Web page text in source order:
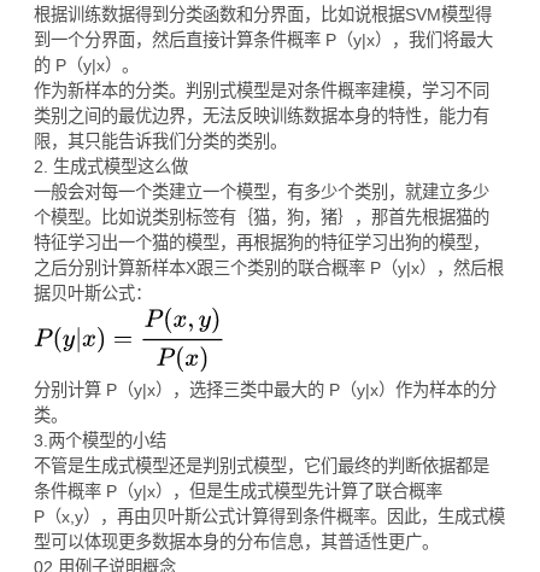
根据训练数据得到分类函数和分界面，比如说根据SVM模型得
到一个分界面，然后直接计算条件概率 P（y|x），我们将最大
的 P（y|x）。
作为新样本的分类。判别式模型是对条件概率建模，学习不同
类别之间的最优边界，无法反映训练数据本身的特性，能力有
限，其只能告诉我们分类的类别。
2. 生成式模型这么做
一般会对每一个类建立一个模型，有多少个类别，就建立多少
个模型。比如说类别标签有｛猫，狗，猪｝，那首先根据猫的
特征学习出一个猫的模型，再根据狗的特征学习出狗的模型，
之后分别计算新样本X跟三个类别的联合概率 P（y|x），然后根
据贝叶斯公式：
分别计算 P（y|x），选择三类中最大的 P（y|x）作为样本的分
类。
3.两个模型的小结
不管是生成式模型还是判别式模型，它们最终的判断依据都是
条件概率 P（y|x），但是生成式模型先计算了联合概率
P（x,y），再由贝叶斯公式计算得到条件概率。因此，生成式模
型可以体现更多数据本身的分布信息，其普适性更广。
02 用例子说明概念